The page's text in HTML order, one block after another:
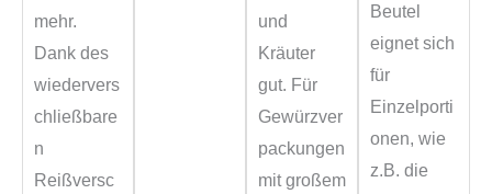
mehr.
Dank des
wiedervers
chließbare
n
Reißversc
und
Kräuter
gut. Für
Gewürzver
packungen
mit großem
Beutel
eignet sich
für
Einzelporti
onen, wie
z.B. die